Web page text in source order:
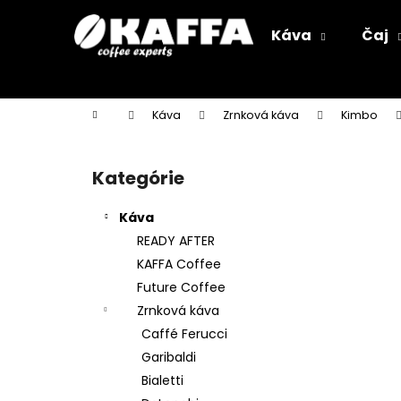
Káva Čaj
Domov Káva Zrnková káva Kimbo
Preskočiť
kategórie
Kategórie
Káva
READY AFTER
KAFFA Coffee
Future Coffee
Zrnková káva
Caffé Ferucci
Garibaldi
Bialetti
k
Späť
obchodu
Späť
obchodu